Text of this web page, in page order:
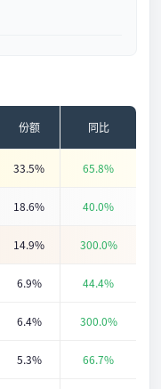
份额 同比
33.5% 65.8%
18.6% 40.0%
14.9% 300.0%
6.9% 44.4%
6.4% 300.0%
5.3% 66.7%